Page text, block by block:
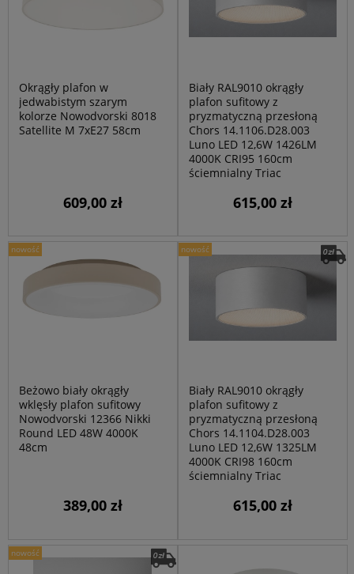
Okrągły plafon w
jedwabistym szarym
kolorze Nowodvorski 8018
Satellite M 7xE27 58cm
609,00 zł
Biały RAL9010 okrągły
plafon sufitowy z
pryzmatyczną przesłoną
Chors 14.1106.D28.003
Luno LED 12,6W 1426LM
4000K CRI95 160cm
ściemnialny Triac
615,00 zł
Beżowo biały okrągły
wklęsły plafon sufitowy
Nowodvorski 12366 Nikki
Round LED 48W 4000K
48cm
389,00 zł
nowość
Biały RAL9010 okrągły
plafon sufitowy z
pryzmatyczną przesłoną
Chors 14.1104.D28.003
Luno LED 12,6W 1325LM
4000K CRI98 160cm
ściemnialny Triac
615,00 zł
nowość
nowość